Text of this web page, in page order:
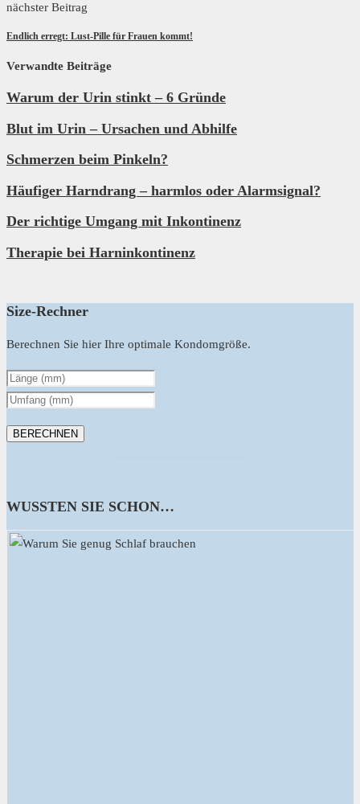
nächster Beitrag
Endlich erregt: Lust-Pille für Frauen kommt!
Verwandte Beiträge
Warum der Urin stinkt – 6 Gründe
Blut im Urin – Ursachen und Abhilfe
Schmerzen beim Pinkeln?
Häufiger Harndrang – harmlos oder Alarmsignal?
Der richtige Umgang mit Inkontinenz
Therapie bei Harninkontinenz
Size-Rechner
Berechnen Sie hier Ihre optimale Kondomgröße.
WUSSTEN SIE SCHON…